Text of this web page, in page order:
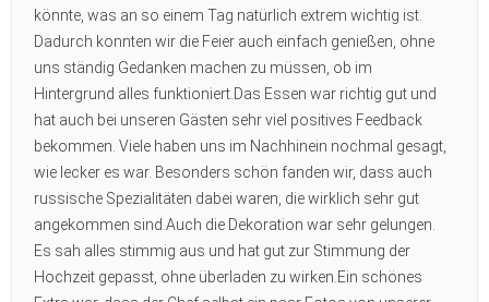
könnte, was an so einem Tag natürlich extrem wichtig ist.
Dadurch konnten wir die Feier auch einfach genießen, ohne
uns ständig Gedanken machen zu müssen, ob im
Hintergrund alles funktioniert.Das Essen war richtig gut und
hat auch bei unseren Gästen sehr viel positives Feedback
bekommen. Viele haben uns im Nachhinein nochmal gesagt,
wie lecker es war. Besonders schön fanden wir, dass auch
russische Spezialitäten dabei waren, die wirklich sehr gut
angekommen sind.Auch die Dekoration war sehr gelungen.
Es sah alles stimmig aus und hat gut zur Stimmung der
Hochzeit gepasst, ohne überladen zu wirken.Ein schönes